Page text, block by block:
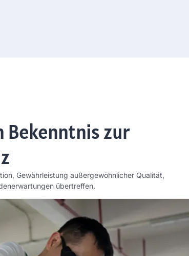
Bekenntnis zur
Gewährleistung außergewöhnlicher Qualität,
übertreffen.